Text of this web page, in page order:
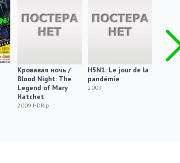
Кровавая ночь /
Blood Night: The
Legend of Mary
Hatchet
2009 HDRip
H5N1: Le jour de la
pandémie
2009